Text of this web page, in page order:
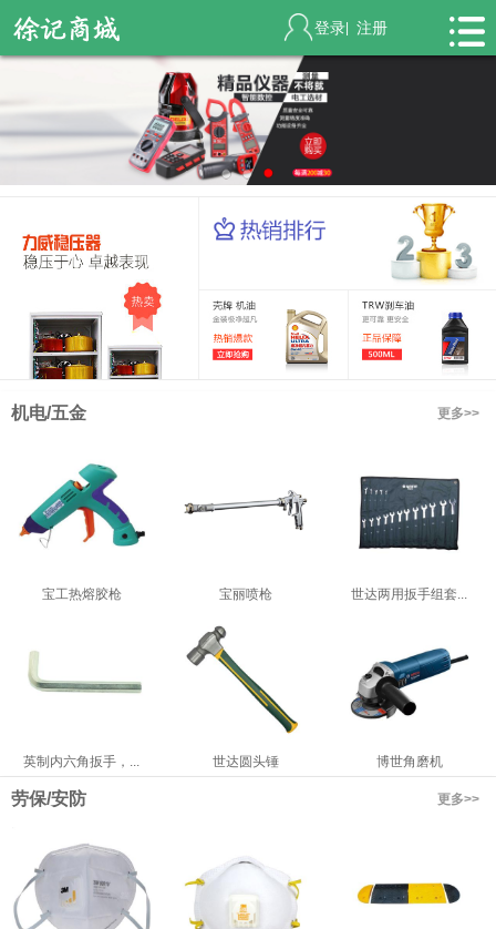
登录| 注册
机电/五金 更多>>
宝工热熔胶枪 宝丽喷枪 世达两用扳手组套...
英制内六角扳手，... 世达圆头锤 博世角磨机
劳保/安防 更多>>